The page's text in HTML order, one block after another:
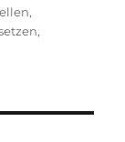
,
,